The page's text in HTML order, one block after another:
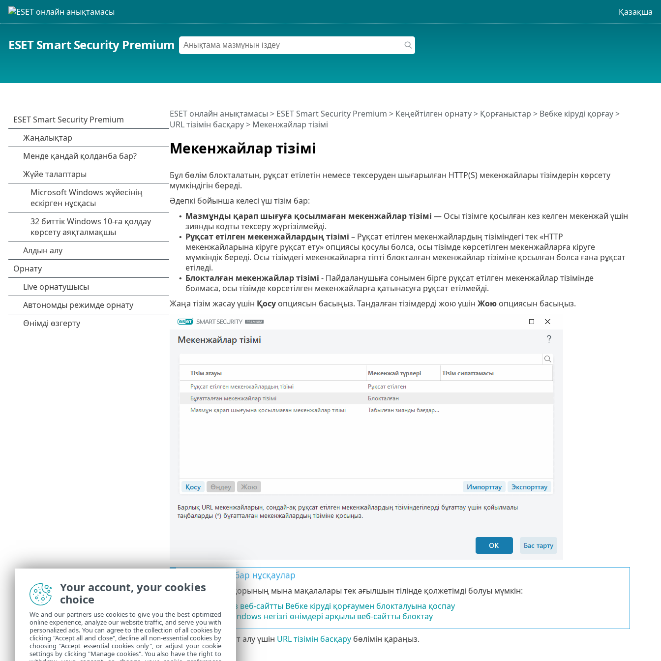
Қазақша
ESET Smart Security Premium
Мекенжайлар тізімі
ESET онлайн анықтамасы > ESET Smart Security Premium > Кеңейтілген орнату> Қорғаныстар > Вебке кіруді қорғау>
URL тізімін басқару> Мекенжайлар тізімі
Бұл бөлім блокталатын, рұқсат етілетін немесе тексеруден шығарылған HTTP(S) мекенжайлары тізімдерін көрсету
мүмкіндігін береді.
Әдепкі бойынша келесі үш тізім бар:
• Мазмұнды қарап шығуға қосылмаған мекенжайлар тізімі — Осы тізімге қосылған кез келген мекенжай үшін
зиянды кодты тексеру жүргізілмейді.
• Рұқсат етілген мекенжайлардың тізімі – Рұқсат етілген мекенжайлардың тізіміндегі тек «HTTP
мекенжайларына кіруге рұқсат ету» опциясы қосулы болса, осы тізімде көрсетілген мекенжайларға кіруге
мүмкіндік береді. Осы тізімдегі мекенжайларға тіпті блокталған мекенжайлар тізіміне қосылған болса ғана рұқсат
етіледі.
• Блокталған мекенжайлар тізімі - Пайдаланушыға сонымен бірге рұқсат етілген мекенжайлар тізімінде
болмаса, осы тізімде көрсетілген мекенжайларға қатынасуға рұқсат етілмейді.
Жаңа тізім жасау үшін Қосуопциясын басыңыз. Таңдалған тізімдерді жою үшін Жоюопциясын басыңыз.
Суреттері бар нұсқаулар
ESET білім қорының мына мақалалары тек ағылшын тілінде қолжетімді болуы мүмкін:
Қауіпсіз веб-сайтты Вебке кіруді қорғаумен блокталуына қоспау
• ESET Windows негізгі өнімдері арқылы веб-сайтты блоктау
Қосымша ақпарат алу үшін URL тізімін басқарубөлімін қараңыз.
Your account, your cookies
choice
We and our partners use cookies to give you the best optimized
online experience, analyze our website traffic, and serve you with
personalized ads. You can agree to the collection of all cookies by
clicking "Accept all and close", decline all non-essential cookies by
choosing "Accept essential cookies only", or adjust your cookie
settings by clicking "Manage cookies". You also have the right to